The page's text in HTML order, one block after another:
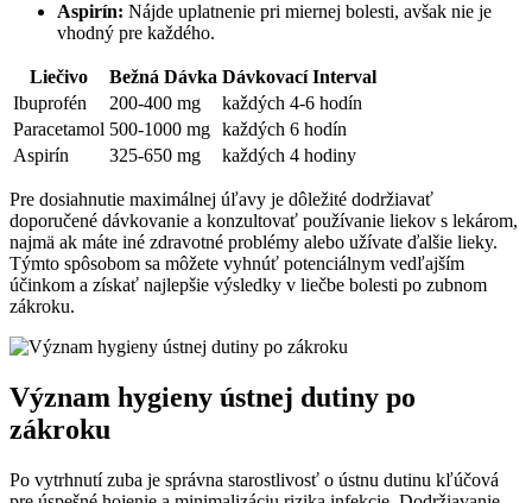
Aspirín: Nájde uplatnenie pri miernej bolesti, avšak nie je
vhodný pre každého.
Liečivo Bežná Dávka Dávkovací Interval
Ibuprofén
200-400 mg
každých 4-6 hodín
Paracetamol 500-1000 mg každých 6 hodín
Aspirín
325-650 mg každých 4 hodiny
Pre dosiahnutie maximálnej úľavy je dôležité dodržiavať
doporučené dávkovanie a konzultovať používanie liekov s lekárom,
najmä ak máte iné zdravotné problémy alebo užívate ďalšie lieky.
Týmto spôsobom sa môžete vyhnúť potenciálnym vedľajším
účinkom a získať najlepšie výsledky v liečbe bolesti po zubnom
zákroku.
Význam hygieny ústnej dutiny po
zákroku
Po vytrhnutí zuba je správna starostlivosť o ústnu dutinu kľúčová